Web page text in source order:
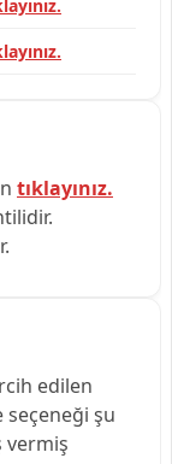
tıklayınız.
edilen
seçeneği şu
vermiş